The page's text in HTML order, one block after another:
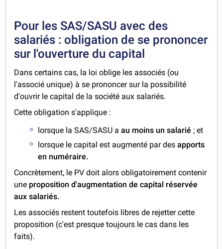
Pour les SAS/SASU avec des
salariés : obligation de se prononcer
sur l'ouverture du capital
Dans certains cas, la loi oblige les associés (ou
l'associé unique) à se prononcer sur la possibilité
d'ouvrir le capital de la société aux salariés.
Cette obligation s'applique :
lorsque la SAS/SASU aau moins un salarié ; et
lorsque le capital est augmenté par desapports
en numéraire.
Concrètement, le PV doit alors obligatoirement contenir
une proposition d'augmentation de capital réservée
aux salariés.
Les associés restent toutefois libres de rejetter cette
proposition (c'est presque toujours le cas dans les
faits).